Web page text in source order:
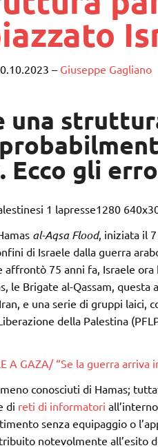
– Giuseppe Gagliano
una
Ecco gli
al-Aqsa Flood, iniziata il
di Israele dalla guerra
affrontò 75 anni fa, Israele ora
le Brigate al-Qassam,
e una serie di gruppi
della Palestina
A GAZA/ “Se la guerra
conosciuti di Hamas;
di reti di informatori
senza equipaggio o
notevolmente all’esito